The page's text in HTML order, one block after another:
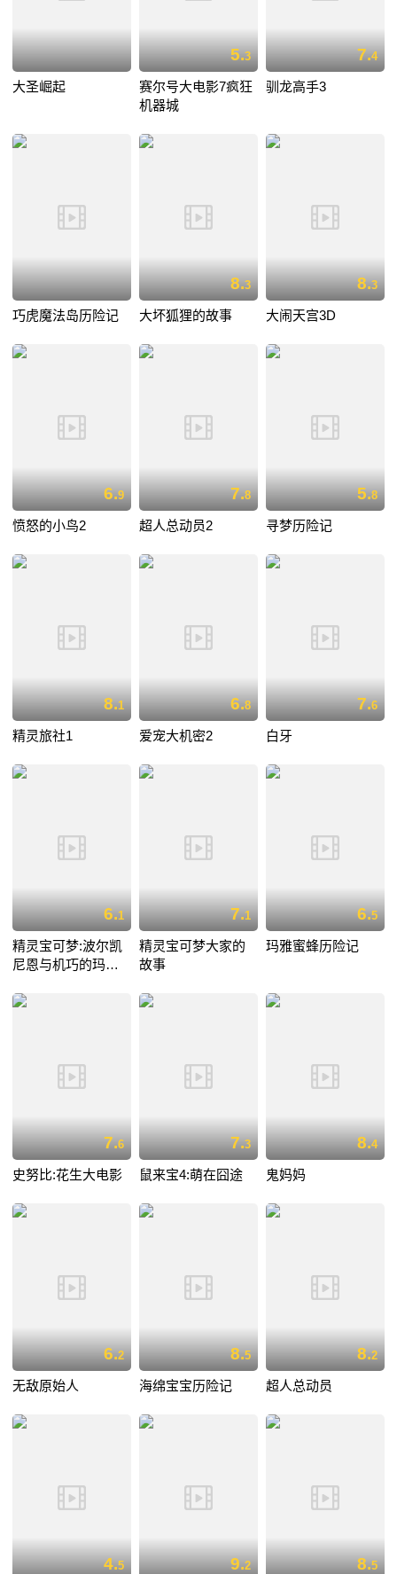
大圣崛起
5.3
赛尔号大电影7疯狂
机器城
7.4
驯龙高手3
巧虎魔法岛历险记
8.3
大坏狐狸的故事
8.3
大闹天宫3D
6.9
愤怒的小鸟2
7.8
超人总动员2
5.8
寻梦历险记
8.1
精灵旅社1
6.8
爱宠大机密2
7.6
白牙
6.1
精灵宝可梦:波尔凯
尼恩与机巧的玛机
7.1
精灵宝可梦大家的
故事
6.5
玛雅蜜蜂历险记
7.6
史努比:花生大电影
7.3
鼠来宝4:萌在囧途
8.4
鬼妈妈
6.2
无敌原始人
8.5
海绵宝宝历险记
8.2
超人总动员
4.5 9.2 8.5